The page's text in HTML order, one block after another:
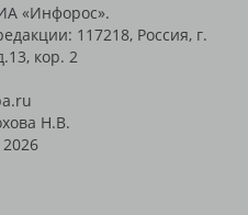
«Инфорос».
117218, Россия, г.
кор. 2
Н.В.
2026